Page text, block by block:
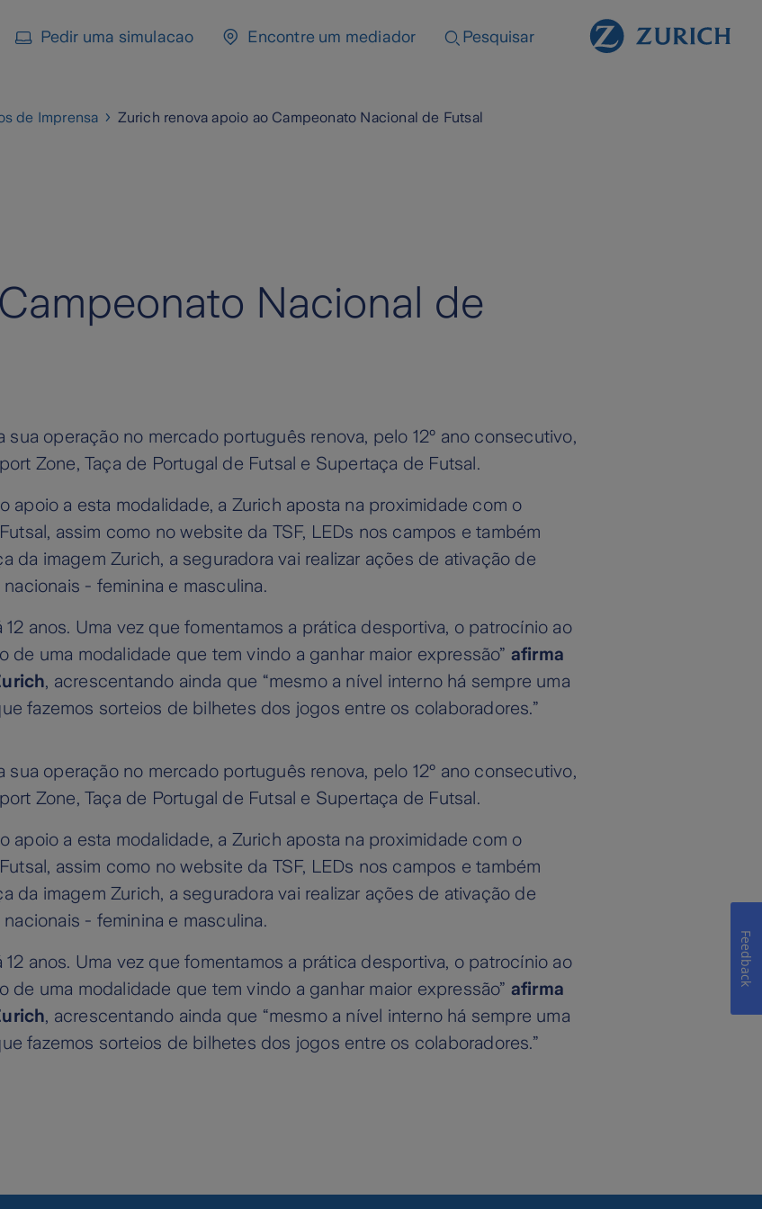
Pedir uma simulacao Encontre um mediador Pesquisar
de Imprensa Zurich renova apoio ao Campeonato Nacional de Futsal
Nacional de
operação no mercado português renova, pelo 12º ano consecutivo,
Zone, Taça de Portugal de Futsal e Supertaça de Futsal.
a esta modalidade, a Zurich aposta na proximidade com o
assim como no website da TSF, LEDs nos campos e também
da imagem Zurich, a seguradora vai realizar ações de ativação de
- feminina e masculina.
anos. Uma vez que fomentamos a prática desportiva, o patrocínio ao
uma modalidade que tem vindo a ganhar maior expressão” afirma
, acrescentando ainda que “mesmo a nível interno há sempre uma
fazemos sorteios de bilhetes dos jogos entre os colaboradores.”
operação no mercado português renova, pelo 12º ano consecutivo,
Zone, Taça de Portugal de Futsal e Supertaça de Futsal.
a esta modalidade, a Zurich aposta na proximidade com o
assim como no website da TSF, LEDs nos campos e também
da imagem Zurich, a seguradora vai realizar ações de ativação de
- feminina e masculina.
anos. Uma vez que fomentamos a prática desportiva, o patrocínio ao
uma modalidade que tem vindo a ganhar maior expressão” afirma
, acrescentando ainda que “mesmo a nível interno há sempre uma
fazemos sorteios de bilhetes dos jogos entre os colaboradores.”
Feedback